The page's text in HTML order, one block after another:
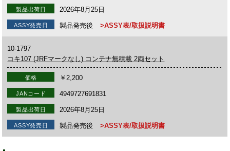
製品出荷日 2026年8月25日
ASSY発売日 製品発売後 >ASSY表/取扱説明書
10-1797
コキ107 (JRFマークなし) コンテナ無積載 2両セット
価格 ￥2,200
JANコード 4949727691831
製品出荷日 2026年8月25日
ASSY発売日 製品発売後 >ASSY表/取扱説明書